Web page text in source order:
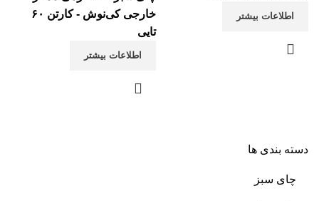
دسته بندی ها
چای سبز
اطلاعات بیشتر
خارجی کی‌نوش - کارتن ۶۰
تایی
اطلاعات بیشتر